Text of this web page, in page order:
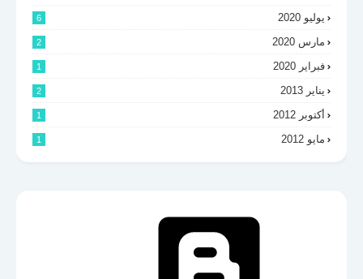
يوليو 2020 6
مارس 2020 2
فبراير 2020 1
يناير 2013 2
أكتوبر 2012 1
مايو 2012 1